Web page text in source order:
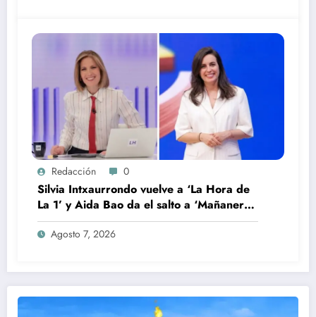
Redacción 0
Silvia Intxaurrondo vuelve a ‘La Hora de
La 1’ y Aida Bao da el salto a ‘Mañaneros
360’
Agosto 7, 2026